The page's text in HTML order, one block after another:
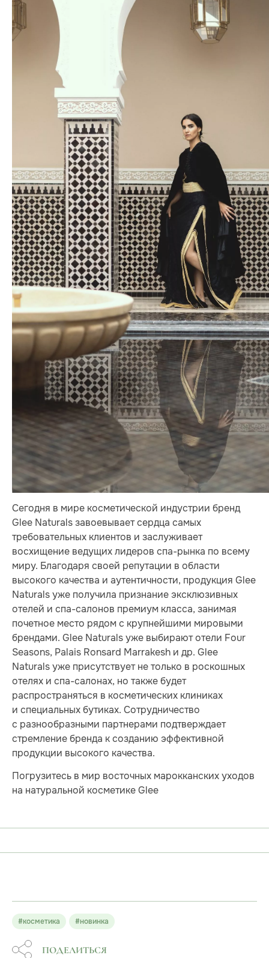
Сегодня в мире косметической индустрии бренд
Glee Naturals завоевывает сердца самых
требовательных клиентов и заслуживает
восхищение ведущих лидеров спа-рынка по всему
миру. Благодаря своей репутации в области
высокого качества и аутентичности, продукция Glee
Naturals уже получила признание эксклюзивных
отелей и спа-салонов премиум класса, занимая
почетное место рядом с крупнейшими мировыми
брендами. Glee Naturals уже выбирают отели Four
Seasons, Palais Ronsard Marrakesh и др. Glee
Naturals уже присутствует не только в роскошных
отелях и спа-салонах, но также будет
распространяться в косметических клиниках
и специальных бутиках. Сотрудничество
с разнообразными партнерами подтверждает
стремление бренда к созданию эффективной
продукции высокого качества.
Погрузитесь в мир восточных марокканских уходов
на натуральной косметике Glee
#косметика #новинка
ПОДЕЛИТЬСЯ